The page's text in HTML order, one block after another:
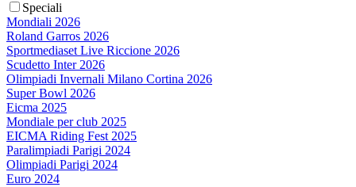
Speciali
Mondiali 2026
Roland Garros 2026
Sportmediaset Live Riccione 2026
Scudetto Inter 2026
Olimpiadi Invernali Milano Cortina 2026
Super Bowl 2026
Eicma 2025
Mondiale per club 2025
EICMA Riding Fest 2025
Paralimpiadi Parigi 2024
Olimpiadi Parigi 2024
Euro 2024